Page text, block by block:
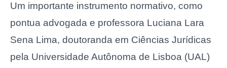
Um importante instrumento normativo, como
pontua advogada e professora Luciana Lara
Sena Lima, doutoranda em Ciências Jurídicas
pela Universidade Autônoma de Lisboa (UAL)